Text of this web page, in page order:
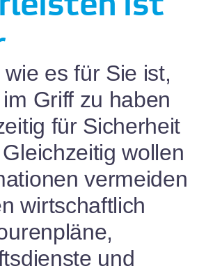
es für Sie ist,
Griff zu haben
für Sicherheit
wollen
vermeiden
wirtschaftlich
und